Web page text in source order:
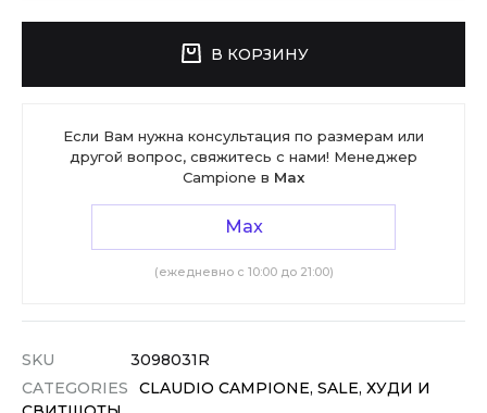
В КОРЗИНУ
Если Вам нужна консультация по размерам или
другой вопрос, свяжитесь с нами! Менеджер
Campione в Max
Max
(ежедневно с 10:00 до 21:00)
SKU
3098031R
CATEGORIES
CLAUDIO CAMPIONE, SALE, ХУДИ И